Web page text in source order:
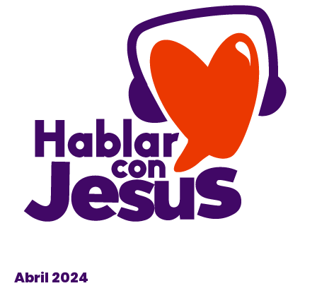
Abril 2024